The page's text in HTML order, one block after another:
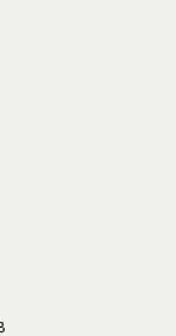
i nytt fönster.
webbplats, öppnas i
till annan webbplats,
till annan webbplats,
Länk till annan